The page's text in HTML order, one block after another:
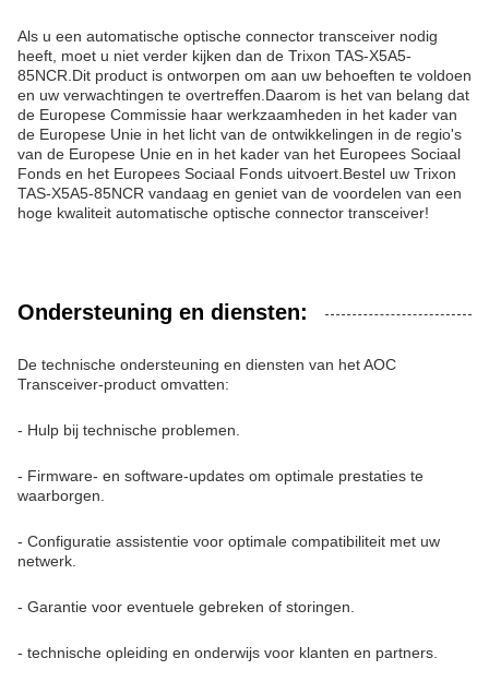
Als u een automatische optische connector transceiver nodig
heeft, moet u niet verder kijken dan de Trixon TAS-X5A5-
85NCR.Dit product is ontworpen om aan uw behoeften te voldoen
en uw verwachtingen te overtreffen.Daarom is het van belang dat
de Europese Commissie haar werkzaamheden in het kader van
de Europese Unie in het licht van de ontwikkelingen in de regio's
van de Europese Unie en in het kader van het Europees Sociaal
Fonds en het Europees Sociaal Fonds uitvoert.Bestel uw Trixon
TAS-X5A5-85NCR vandaag en geniet van de voordelen van een
hoge kwaliteit automatische optische connector transceiver!
Ondersteuning en diensten:
De technische ondersteuning en diensten van het AOC
Transceiver-product omvatten:
- Hulp bij technische problemen.
- Firmware- en software-updates om optimale prestaties te
waarborgen.
- Configuratie assistentie voor optimale compatibiliteit met uw
netwerk.
- Garantie voor eventuele gebreken of storingen.
- technische opleiding en onderwijs voor klanten en partners.